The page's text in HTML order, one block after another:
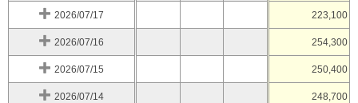
2026/07/17 223,100
2026/07/16 254,300
2026/07/15 250,400
2026/07/14 248,700